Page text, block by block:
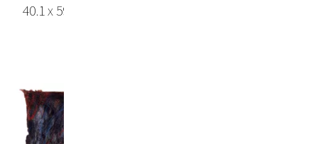
40.1 x 59.0 in (104 x 150 cm), Lokta paper